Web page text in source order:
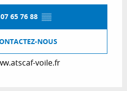
07 65 76 88 ▒▒
NOUS
voile.fr